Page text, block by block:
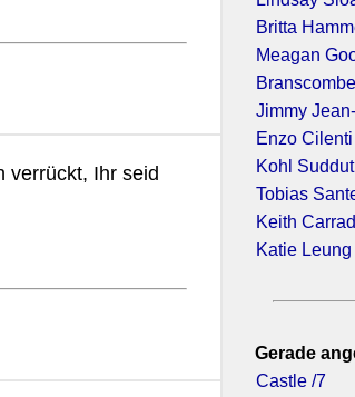
verrückt, Ihr seid
Britta
Meagan
Jimmy
Enzo Cilenti
Kohl
Tobias
Keith
Katie Leung
Gerade
Castle /7